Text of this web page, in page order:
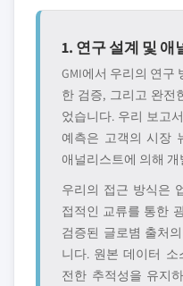
1. 연구 설계 및 애
GMI에서 우리의 연구
한 검증, 그리고 완전
었습니다. 우리 보고
예측은 고객의 시장
애널리스트에 의해
우리의 접근 방식은
접적인 교류를 통한
검증된 글로볌 출처
니다. 원본 데이터
전한 추적성을 유지